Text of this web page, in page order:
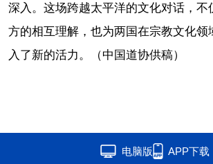
深入。这场跨越太平洋的文化对话，不
方的相互理解，也为两国在宗教文化领
入了新的活力。（中国道协供稿）
电脑版 APP下载